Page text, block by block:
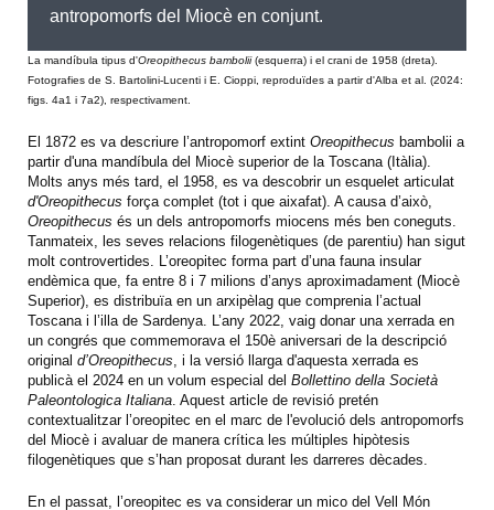
antropomorfs del Miocè en conjunt.
La mandíbula tipus d'Oreopithecus bambolii(esquerra) i el crani de 1958 (dreta).
Fotografies de S. Bartolini-Lucenti i E. Cioppi, reproduïdes a partir d'Alba et al. (2024:
figs. 4a1 i 7a2), respectivament.
El 1872 es va descriure l’antropomorf extint Oreopithecus bambolii a
partir d'una mandíbula del Miocè superior de la Toscana (Itàlia).
Molts anys més tard, el 1958, es va descobrir un esquelet articulat
d'Oreopithecus força complet (tot i que aixafat). A causa d’això,
Oreopithecus és un dels antropomorfs miocens més ben coneguts.
Tanmateix, les seves relacions filogenètiques (de parentiu) han sigut
molt controvertides. L’oreopitec forma part d’una fauna insular
endèmica que, fa entre 8 i 7 milions d’anys aproximadament (Miocè
Superior), es distribuïa en un arxipèlag que comprenia l’actual
Toscana i l’illa de Sardenya. L’any 2022, vaig donar una xerrada en
un congrés que commemorava el 150è aniversari de la descripció
original d’Oreopithecus, i la versió llarga d'aquesta xerrada es
publicà el 2024 en un volum especial del Bollettino della Società
Paleontologica Italiana. Aquest article de revisió pretén
contextualitzar l’oreopitec en el marc de l'evolució dels antropomorfs
del Miocè i avaluar de manera crítica les múltiples hipòtesis
filogenètiques que s’han proposat durant les darreres dècades.
En el passat, l’oreopitec es va considerar un mico del Vell Món